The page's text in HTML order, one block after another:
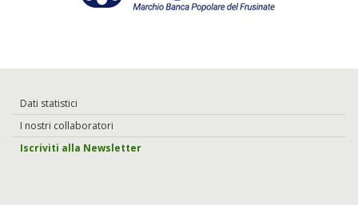
Dati statistici
I nostri collaboratori
Iscriviti alla Newsletter